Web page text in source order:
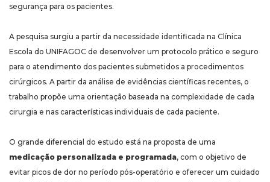
segurança para os pacientes.
A pesquisa surgiu a partir da necessidade identificada na Clínica
Escola do UNIFAGOC de desenvolver um protocolo prático e seguro
para o atendimento dos pacientes submetidos a procedimentos
cirúrgicos. A partir da análise de evidências científicas recentes, o
trabalho propõe uma orientação baseada na complexidade de cada
cirurgia e nas características individuais de cada paciente.
O grande diferencial do estudo está na proposta de uma
medicação personalizada e programada, com o objetivo de
evitar picos de dor no período pós-operatório e oferecer um cuidado